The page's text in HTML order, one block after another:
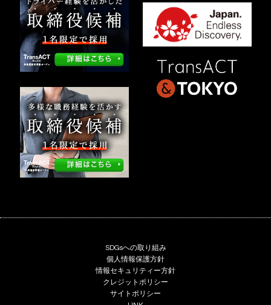
SDGsへの取り組み
個人情報保護方針
情報セキュリティー方針
クレジットポリシー
サイトポリシー